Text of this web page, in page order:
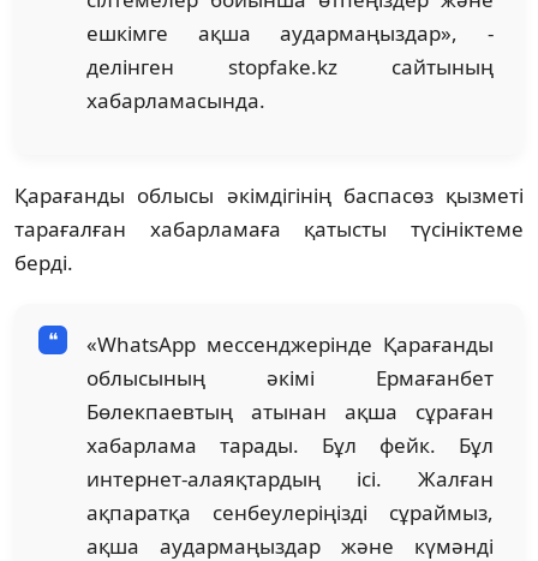
ешкімге ақша аудармаңыздар», -
делінген stopfake.kz сайтының
хабарламасында.
Қарағанды облысы әкімдігінің баспасөз қызметі
тарағалған хабарламаға қатысты түсініктеме
берді.
«WhatsApp мессенджерінде Қарағанды
облысының әкімі Ермағанбет
Бөлекпаевтың атынан ақша сұраған
хабарлама тарады. Бұл фейк. Бұл
интернет-алаяқтардың ісі. Жалған
ақпаратқа сенбеулеріңізді сұраймыз,
ақша аудармаңыздар және күмәнді